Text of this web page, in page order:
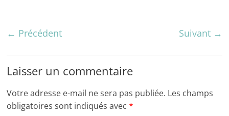
← Précédent Suivant →
Laisser un commentaire
Votre adresse e-mail ne sera pas publiée. Les champs
obligatoires sont indiqués avec*